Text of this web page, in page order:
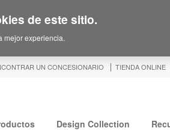
UN CONCESIONARIO TIENDA ONLINE
Design Collection
de este sitio.
mejor experiencia.